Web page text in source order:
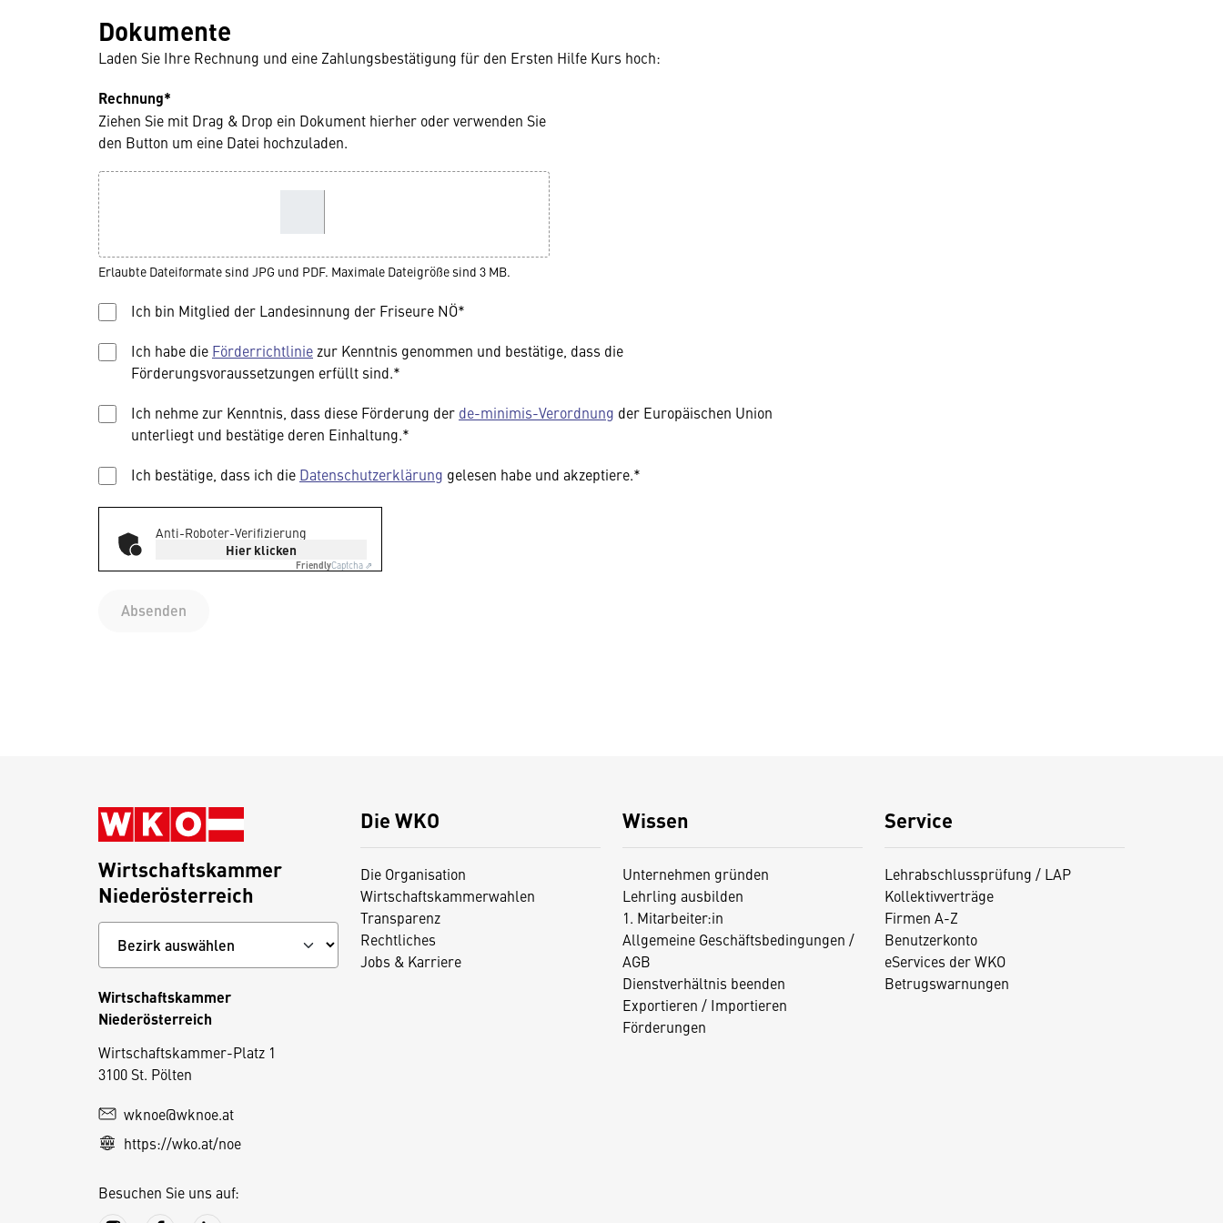
Dokumente
Laden Sie Ihre Rechnung und eine Zahlungsbestätigung für den Ersten Hilfe Kurs hoch:
Rechnung*
Ziehen Sie mit Drag & Drop ein Dokument hierher oder verwenden Sie
den Button um eine Datei hochzuladen.
Erlaubte Dateiformate sind JPG und PDF. Maximale Dateigröße sind 3 MB.
Ich bin Mitglied der Landesinnung der Friseure NÖ*
Ich habe die Förderrichtlinie zur Kenntnis genommen und bestätige, dass die
Förderungsvoraussetzungen erfüllt sind.*
Ich nehme zur Kenntnis, dass diese Förderung der de-minimis-Verordnung der Europäischen Union
unterliegt und bestätige deren Einhaltung.*
Ich bestätige, dass ich die Datenschutzerklärung gelesen habe und akzeptiere.*
Anti-Roboter-Verifizierung
Hier klicken
FriendlyCaptcha ⇗
Absenden
Die WKO
Die Organisation
Wirtschaftskammerwahlen
Transparenz
Rechtliches
Jobs & Karriere
Wissen
Unternehmen gründen
Lehrling ausbilden
1. Mitarbeiter:in
Allgemeine Geschäftsbedingungen /
AGB
Dienstverhältnis beenden
Exportieren / Importieren
Förderungen
Service
Lehrabschlussprüfung / LAP
Kollektivverträge
Firmen A-Z
Benutzerkonto
eServices der WKO
Betrugswarnungen
Wirtschaftskammer
Niederösterreich
Wirtschaftskammer
Niederösterreich
Wirtschaftskammer-Platz 1
3100 St. Pölten
wknoe@wknoe.at
https://wko.at/noe
Besuchen Sie uns auf: